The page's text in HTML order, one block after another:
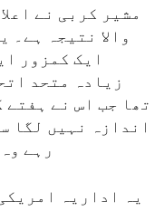
مشیر کربی نے
والا نتیجہ ہے۔
ایک کمزور
زیادہ متحد
تھا جب اس نے ہفتے
اندازہ نہیں لگا
رہے
یہ اداریہ